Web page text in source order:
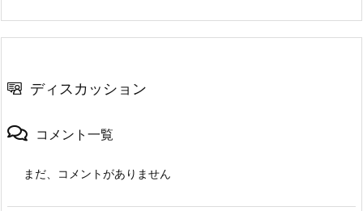
ディスカッション
コメント一覧
まだ、コメントがありません